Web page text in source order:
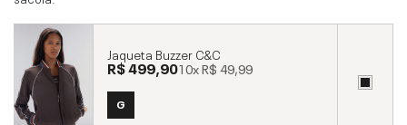
Jaqueta Buzzer C&C
R$ 499,9010xR$ 49,99
G